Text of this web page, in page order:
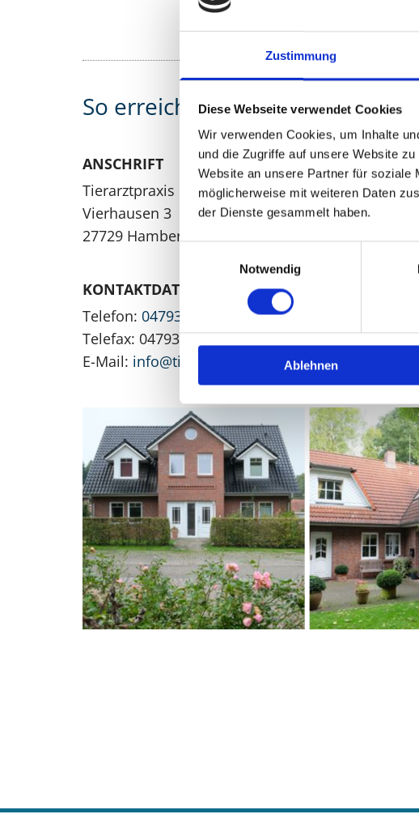
Zustimmung
Diese Webseite verwendet Cookies
Wir verwenden Cookies, um Inhalte
und die Zugriffe auf unsere Website
Website an unsere Partner für soziale
möglicherweise mit weiteren Daten
der Dienste gesammelt haben.
Notwendig
Ablehnen
So erreichen Sie uns
ANSCHRIFT
Tierarztpraxis Hambergen
Vierhausen 3
27729 Hambergen
KONTAKTDATEN
Telefon: 04793 956590
Telefax: 04793 956594
E-Mail: info@tierarztpraxis-hambergen.de